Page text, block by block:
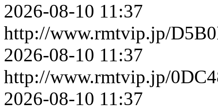
2026-08-10 11:37
http://www.rmtvip.jp/
2026-08-10 11:37
http://www.rmtvip.jp/
2026-08-10 11:37